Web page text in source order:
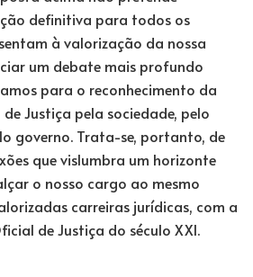
definitiva para todos os
à valorização da nossa
um debate mais profundo
para o reconhecimento da
Justiça pela sociedade, pelo
governo. Trata-se, portanto, de
que vislumbra um horizonte
o nosso cargo ao mesmo
carreiras jurídicas, com a
de Justiça do século XXI.